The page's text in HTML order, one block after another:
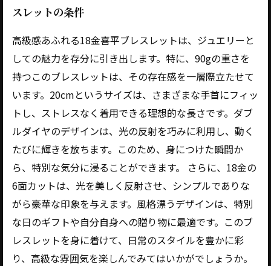
スレットの条件
高級感あふれる18金喜平ブレスレットは、ジュエリーと
しての魅力を存分に引き出します。特に、90gの重さを
持つこのブレスレットは、その存在感を一層際立たせて
います。20cmというサイズは、さまざまな手首にフィッ
トし、ストレスなく着用できる理想的な長さです。ダブ
ルダイヤのデザインは、光の反射を巧みに利用し、動く
たびに輝きを放ちます。このため、身につけた瞬間か
ら、特別な気分に浸ることができます。 さらに、18金の
6面カットは、光を美しく反射させ、シンプルでありな
がら豪華な印象を与えます。風格漂うデザインは、特別
な日のギフトや自分自身への贈り物に最適です。このブ
レスレットを身に着けて、日常のスタイルを豊かに彩
り、高級な雰囲気を楽しんでみてはいかがでしょうか。